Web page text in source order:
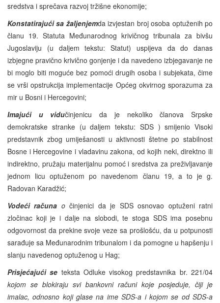
sredstva i sprečava razvoj tržišne ekonomije;
Konstatirajući sa žaljenjemda izvjestan broj osoba optuženih po
članu 19. Statuta Međunarodnog krivičnog tribunala za bivšu
Jugoslaviju (u daljem tekstu: Statut) uspijeva da do danas
izbjegne pravično krivično gonjenje i da navedeno izbjegavanje ne
bi moglo biti moguće bez pomoći drugih osoba i subjekata, čime
se vrši opstrukcija implementacije Općeg okvirnog sporazuma za
mir u Bosni i Hercegovini;
Imajući u vidučinjenicu da je nekoliko članova Srpske
demokratske stranke (u daljem tekstu: SDS ) smijenio Visoki
predstavnik zbog umiješanosti u aktivnosti štetne po stabilnost
Bosne i Hercegovine i vladavinu zakona, od kojih neki, direktno ili
indirektno, pružaju materijalnu pomoć i sredstva za preživljavanje
jednom licu optuženom po navedenom članu 19, a to je g.
Radovan Karadžić;
Vodeći računa očinjenici da je SDS osnovao optuženi ratni
zločinac koji je i dalje na slobodi, te stoga SDS ima posebnu
odgovornost da prekine svoje veze sa prošlošću, da u potpunosti
sarađuje sa Međunarodnim tribunalom i da pomogne u hapšenju i
slanju navedenog optuženog u Hag;
Prisjećajući se teksta Odluke visokog predstavnika br. 221/04
kojom se blokiraju svi bankovni računi koje posjeduje, čiji je
imalac, odnosno koji glase na imeSDS-a i kojom se odSDS-a